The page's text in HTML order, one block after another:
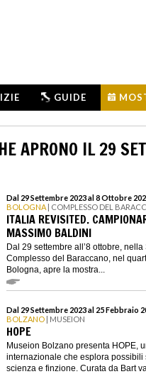
GUIDE
APRONO IL 29
Dal 29 Settembre 2023 al 8 Ottobre
BOLOGNA | COMPLESSO DEL
ITALIA REVISITED.
MASSIMO BALDINI
Dal 29 settembre all’8 ottobre,
Complesso del Baraccano, nel
Bologna, apre la mostra...
Dal 29 Settembre 2023 al 25 Febbraio
BOLZANO | MUSEION
HOPE
Museion Bolzano presenta HOPE,
internazionale che esplora possibili
scienza e finzione. Curata da Bart